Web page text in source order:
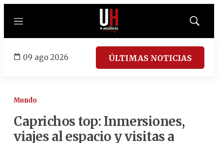
Menú
Mostrar
09 ago 2026 ÚLTIMAS NOTICIAS
Mundo
Caprichos top: Inmersiones,
viajes al espacio y visitas a